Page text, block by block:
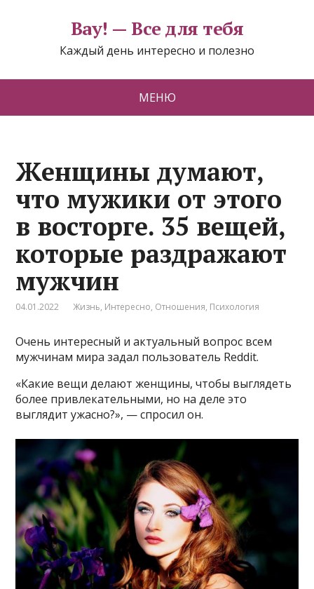
Вау! — Все для тебя
Каждый день интересно и полезно
МЕНЮ
Женщины думают,
что мужики от этого
в восторге. 35 вещей,
которые раздражают
мужчин
04.01.2022 Жизнь, Интересно, Отношения, Психология
Очень интересный и актуальный вопрос всем
мужчинам мира задал пользователь Reddit.
«Какие вещи делают женщины, чтобы выглядеть
более привлекательными, но на деле это
выглядит ужасно?», — спросил он.